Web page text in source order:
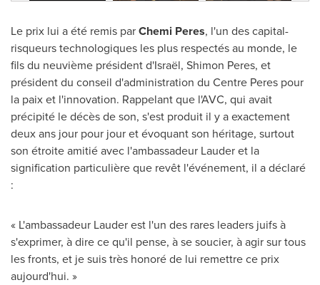
Le prix lui a été remis parChemi Peres, l'un des capital-
risqueurs technologiques les plus respectés au monde, le
fils du neuvième président d'Israël, Shimon Peres, et
président du conseil d'administration du Centre Peres pour
la paix et l'innovation. Rappelant que l'AVC, qui avait
précipité le décès de son, s'est produit il y a exactement
deux ans jour pour jour et évoquant son héritage, surtout
son étroite amitié avec l'ambassadeur Lauder et la
signification particulière que revêt l'événement, il a déclaré
:
« L'ambassadeur Lauder est l'un des rares leaders juifs à
s'exprimer, à dire ce qu'il pense, à se soucier, à agir sur tous
les fronts, et je suis très honoré de lui remettre ce prix
aujourd'hui. »